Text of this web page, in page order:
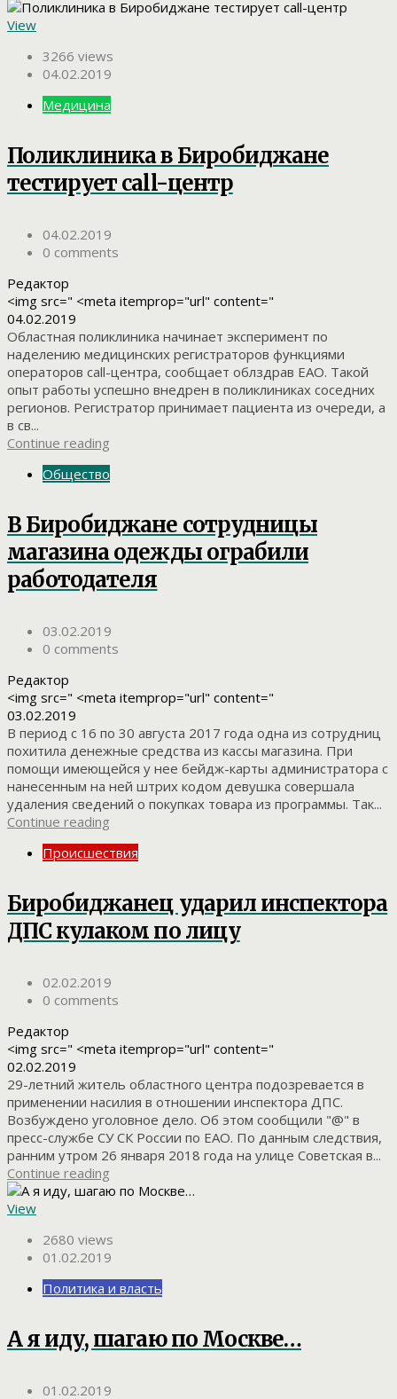
View
3266 views
04.02.2019
Медицина
Поликлиника в Биробиджане
тестирует call-центр
04.02.2019
0 comments
Редактор
<img src=" <meta itemprop="url" content="
04.02.2019
Областная поликлиника начинает эксперимент по
наделению медицинских регистраторов функциями
операторов call-центра, сообщает облздрав ЕАО. Такой
опыт работы успешно внедрен в поликлиниках соседних
регионов. Регистратор принимает пациента из очереди, а
в св...
Continue reading
Общество
В Биробиджане сотрудницы
магазина одежды ограбили
работодателя
03.02.2019
0 comments
Редактор
<img src=" <meta itemprop="url" content="
03.02.2019
В период с 16 по 30 августа 2017 года одна из сотрудниц
похитила денежные средства из кассы магазина. При
помощи имеющейся у нее бейдж-карты администратора с
нанесенным на ней штрих кодом девушка совершала
удаления сведений о покупках товара из программы. Так...
Continue reading
Происшествия
Биробиджанец ударил инспектора
ДПС кулаком по лицу
02.02.2019
0 comments
Редактор
<img src=" <meta itemprop="url" content="
02.02.2019
29-летний житель областного центра подозревается в
применении насилия в отношении инспектора ДПС.
Возбуждено уголовное дело. Об этом сообщили "@" в
пресс-службе СУ СК России по ЕАО. По данным следствия,
ранним утром 26 января 2018 года на улице Советская в...
Continue reading
View
2680 views
01.02.2019
Политика и власть
А я иду, шагаю по Москве…
01.02.2019